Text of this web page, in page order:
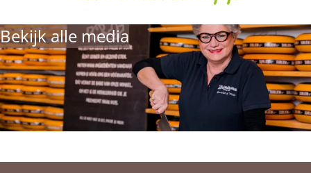
w
j
k
Bekijk alle media